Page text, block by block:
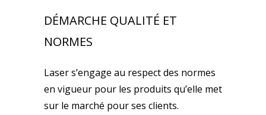
DÉMARCHE QUALITÉ ET
NORMES
Laser s’engage au respect des normes
en vigueur pour les produits qu’elle met
sur le marché pour ses clients.